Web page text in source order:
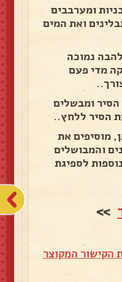
ומערבבים
ואת המים
נמוכה
מדי פעם
ומבשלים
מוסיפים את
והמבושלים
דקות נוספות לספיגת
>>
הקישור המקוצר